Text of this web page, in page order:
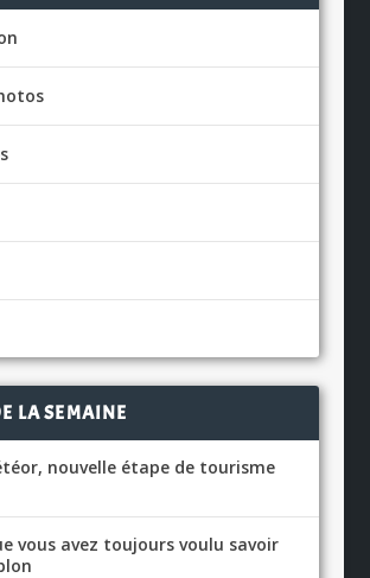
LA SEMAINE
nouvelle étape de tourisme
vous avez toujours voulu savoir